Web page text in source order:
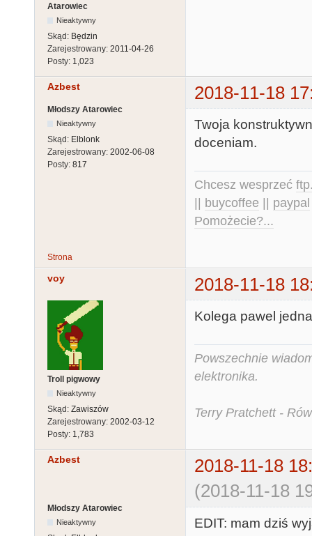
Atarowiec
Nieaktywny
Skąd: Będzin
Zarejestrowany: 2011-04-26
Posty: 1,023
Azbest 2018-11-18
Młodszy Atarowiec
Nieaktywny
Skąd: Elblonk
Zarejestrowany: 2002-06-08
Posty: 817
Twoja
doceniam.
Chcesz wesprzeć
|| buycoffee || paypal
Pomożecie?...
Strona
voy 2018-11-18
Troll pigwowy
Nieaktywny
Skąd: Zawiszów
Zarejestrowany: 2002-03-12
Posty: 1,783
Kolega pawel
Powszechnie
elektronika.
Terry Pratchett -
Azbest
2018-11-18
(2018-11-18
Młodszy Atarowiec
Nieaktywny
EDIT: mam dziś